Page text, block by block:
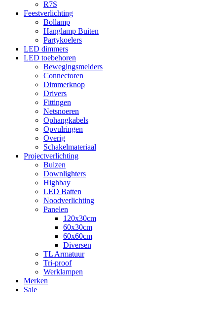
R7S
Feestverlichting
Bollamp
Hanglamp Buiten
Partykoelers
LED dimmers
LED toebehoren
Bewegingsmelders
Connectoren
Dimmerknop
Drivers
Fittingen
Netsnoeren
Ophangkabels
Opvulringen
Overig
Schakelmateriaal
Projectverlichting
Buizen
Downlighters
Highbay
LED Batten
Noodverlichting
Panelen
120x30cm
60x30cm
60x60cm
Diversen
TL Armatuur
Tri-proof
Werklampen
Merken
Sale